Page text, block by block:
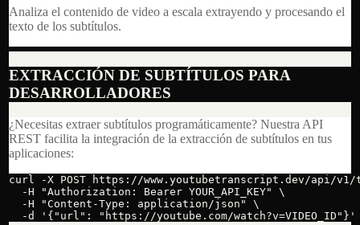
Analiza el contenido de video a escala extrayendo y procesando el
texto de los subtítulos.
EXTRACCIÓN DE SUBTÍTULOS PARA
DESARROLLADORES
¿Necesitas extraer subtítulos programáticamente? Nuestra API
REST facilita la integración de la extracción de subtítulos en tus
aplicaciones:
curl -X POST https://www.youtubetranscript.dev/api/
  -H "Authorization: Bearer YOUR_API_KEY" \
  -H "Content-Type: application/json" \
  -d '{"url": "https://youtube.com/watch?v=VIDEO_ID"}'